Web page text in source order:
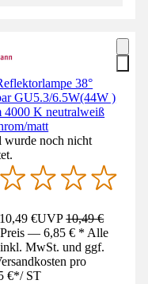
38°
GU5.3/6.5W(44W )
4000 K neutralweiß
matt
wurde noch nicht
€UVP10,49 €
— 6,85 € * Alle
inkl. MwSt. und ggf.
pro
€*/ ST